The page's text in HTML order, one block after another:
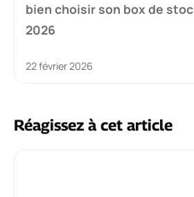
bien choisir son box de
2026
22 février 2026
Réagissez à cet article